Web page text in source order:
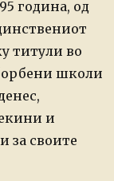
година, од
титули во
школи
и
за своите